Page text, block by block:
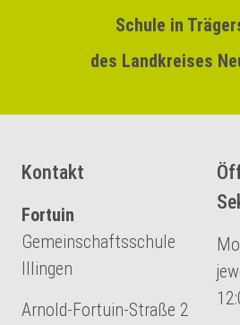
Schule in
des Landkreises
Kontakt
Fortuin
Gemeinschaftsschule
Illingen
‏Arnold-Fortuin-Straße 2